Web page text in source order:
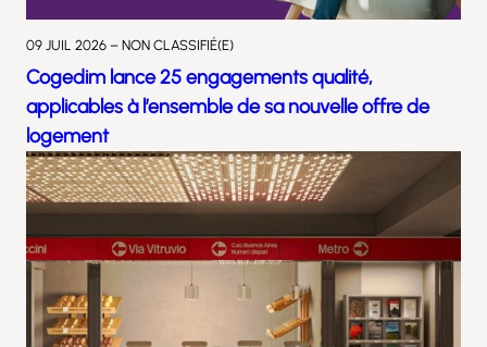
09 JUIL 2026 – NON CLASSIFIÉ(E)
Cogedim lance 25 engagements qualité,
applicables à l’ensemble de sa nouvelle offre de
logement